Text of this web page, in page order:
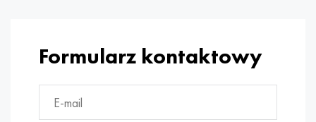
Formularz kontaktowy
Hastelloy c4
Hastelloy c22
38XM, 42CrMo4, AISI 1.7225
40ХН, 36NiCr6, AISI 3135